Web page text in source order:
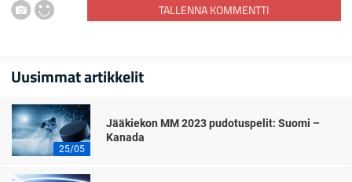
TALLENNA KOMMENTTI
Uusimmat artikkelit
25/05
Jääkiekon MM 2023 pudotuspelit: Suomi –
Kanada